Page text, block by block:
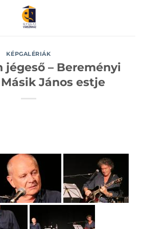
KÉPGALÉRIÁK
jégeső – Bereményi
Másik János estje